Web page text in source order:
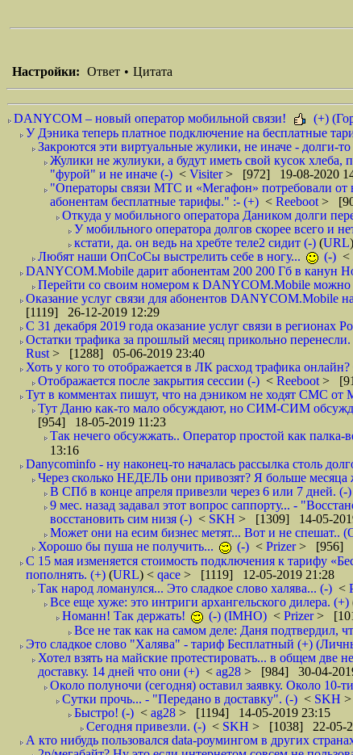
Настройки: Ответ • Цитата
DANYCOM – новый оператор мобильной связи! (+)
У Дэника теперь платное подключение на бесплатные
Закроются эти виртуальные жулики, не иначе - долги-
Жулики не жулиуки, а будут иметь свой кусок хлеба,
"фурой" и не иначе (-) < Visiter> [972] 19-08-2020
"Операторы связи МТС и «Мегафон» потребовали от
абонентам бесплатные тарифы." :- (+) < Reeboot >
Откуда у мобильного оператора Даником долги
У мобильного оператора долгов скорее всего и
кстати, да. он ведь на хребте теле2 сидит (-) (URL
Любят наши ОпСоСы выстрелить себе в ногу...
(-) <
DANYCOM.Mobile дарит абонентам 200 200 Гб в канун
Перейти со своим номером к DANYCOM.Mobile можно
Оказание услуг связи для абонентов DANYCOM.Mobile
[1119] 26-12-2019 12:29
С 31 декабря 2019 года оказание услуг связи в регионах
Остатки трафика за прошлый месяц прикольно
Rust > [1288] 05-06-2019 23:40
Хоть у кого то отображается в ЛК расход трафика
Отображается после закрытия сессии (-) < Reeboot >
Тут в комментах пишут, что на дэником не ходят СМС от
Тут Даню как-то мало обсуждают, но СИМ-СИМ
[954] 18-05-2019 11:23
Так нечего обсужжать.. Оператор простой как
13:16
Danycominfo - ну наконец-то началась рассылка столь
Через сколько НЕДЕЛЬ они привозят? Я больше месяца
В СПб в конце апреля привезли через 6 или 7 дней. (-)
9 мес. назад задавал этот вопрос саппорту... -
восстановить сим низя (-) < SKH > [1309] 14-05-
Может они на есим бизнес метят... Вот и не спешат..
Хорошо бы пуша не получить...
(-) < Prizer> [956]
С 15 мая изменяется стоимость подключения к тарифу
пополнять. (+) (URL) < qace > [1119] 12-05-2019 21:28
Так народ ломанулся... Это сладкое слово халява... (-) <
Все еще хуже: это интриги архангельского дилера. (+)
Номанн! Так держать!
(-) (IMHO) < Prizer>
Все не так как на самом деле: Даня подтвердил,
Это сладкое слово "Халява" - тариф Бесплатный (+)
Хотел взять на майские протестировать... в общем две
доставку. 14 дней что они (+) < ag28 > [984] 30-04-
Около полуночи (сегодня) оставил заявку. Около 10-
Сутки прочь... - "Передано в доставку". (-) < SKH
Быстро! (-) < ag28 > [1194] 14-05-2019 23:15
Сегодня привезли. (-) < SKH > [1038] 22-05-
А кто нибудь пользовался data-роумингом в других